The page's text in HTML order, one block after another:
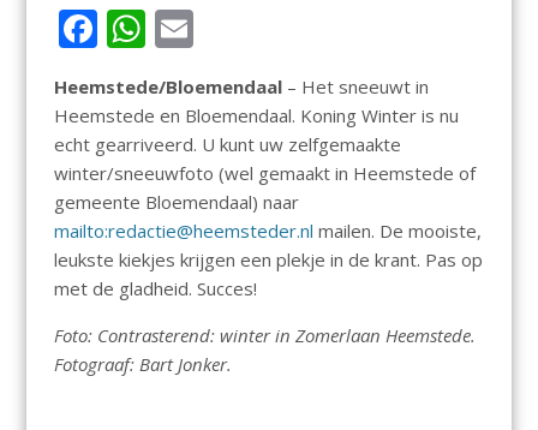
F
e
b
o
o
k
W
h
at
s
A
p
p
E
ai
l
Heemstede/Bloemendaal – Het sneeuwt in
Heemstede en Bloemendaal. Koning Winter is nu
echt gearriveerd. U kunt uw zelfgemaakte
winter/sneeuwfoto (wel gemaakt in Heemstede of
gemeente Bloemendaal) naar
mailto:redactie@heemsteder.nl mailen. De mooiste,
leukste kiekjes krijgen een plekje in de krant. Pas op
met de gladheid. Succes!
Foto: Contrasterend: winter in Zomerlaan Heemstede.
Fotograaf: Bart Jonker.